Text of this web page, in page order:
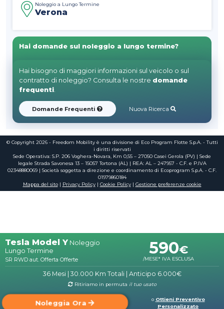
Tesla Model YNoleggio
Lungo Termine
SR RWD aut. Offerta Offerte
590€
/MESE* IVA ESCLUSA
36 Mesi| 30.000 Km Totali| Anticipo 6.000€
Ritiriamo in permuta il tuo usato
Noleggia Ora o Ottieni Preventivo
Personalizzato
Noleggio a Lungo Termine
Verona
Hai domande sul noleggio a lungo termine?
Hai bisogno di maggiori informazioni sul veicolo o sul
contratto di noleggio? Consulta le nostre domande
frequenti.
Domande Frequenti Nuova Ricerca
© Copyright 2026 - Freedom Mobility è una divisione di Eco Program Flotte S.p.A. - Tutti
i diritti riservati
Sede Operativa: S.P. 206 Voghera-Novara, Km 0,55 – 27050 Casei Gerola (PV) | Sede
legale Strada Savonesa 13 – 15057 Tortona (AL) | REA: AL – 247957 - C.F. e P.IVA
02348880069 | Società soggetta a direzione e coordinamento di Ecoprogram S.p.A. - C.F.
01979860184
Mappa del sito| Privacy Policy| Cookie Policy| Gestione preferenze cookie